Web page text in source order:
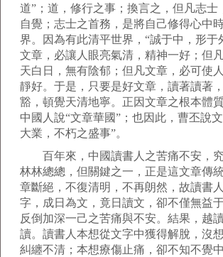
道”；道，修行之事；換言之，但凡志士
自覺；志士之首務，是將自己修得心中
界。因為有此清平世界，“誠于中，形于
文章，必讓人眼亮氣清，精神一好；但
天白日，無有陰郁；但凡文章，必可使
靜好。于是，只要是好文章，讀著讀著
豁，頓覺天清地寧。正因文章之根本體
中國人說“文章華國”；也因此，曹丕說
大業，不朽之盛事”。
百年來，中國讀書人之苦痛不安，究
林林總總，但關鍵之一，正是這文章傳
章斷絕，不復清明，不再朗然，故讀書
字，成日為文，竟日讀文，卻不僅無益
反倒加深一己之苦痛與不安。結果，越
讀。讀書人本想從文字中獲得解脫，沒
糾纏不清；本想療傷止痛，卻不知不覺